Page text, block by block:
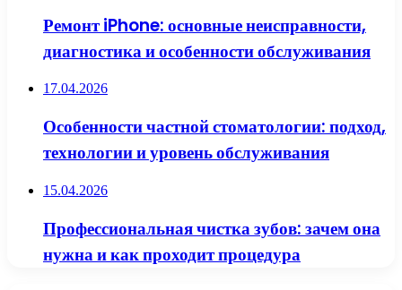
Ремонт iPhone: основные неисправности,
диагностика и особенности обслуживания
17.04.2026
Особенности частной стоматологии: подход,
технологии и уровень обслуживания
15.04.2026
Профессиональная чистка зубов: зачем она
нужна и как проходит процедура